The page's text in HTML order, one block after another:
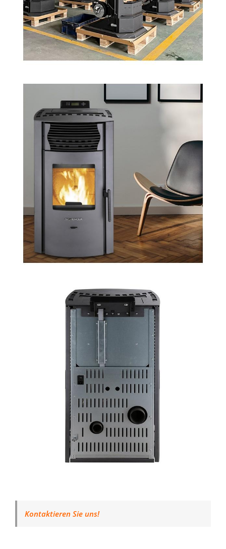
Kontaktieren Sie uns!